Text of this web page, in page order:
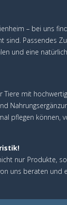
– bei uns
sind. Passendes
und eine
Tiere mit
pflegen können,
nur Produkte,
uns beraten